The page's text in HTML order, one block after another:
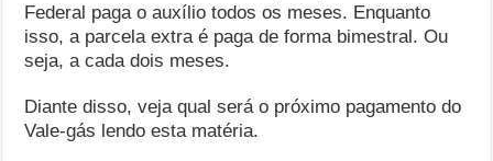
Federal paga o auxílio todos os meses. Enquanto
isso, a parcela extra é paga de forma bimestral. Ou
seja, a cada dois meses.
Diante disso, veja qual será o próximo pagamento do
Vale-gás lendo esta matéria.